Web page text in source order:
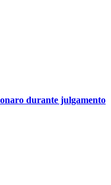
durante julgamento